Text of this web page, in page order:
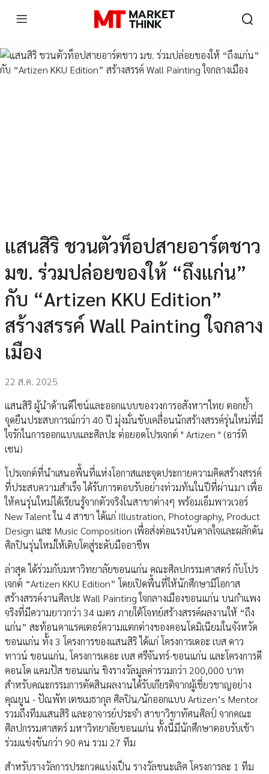
แสนสิริ ชวนตัวท็อปสายอาร์ตชาว
มข. ร่วมปล่อยของให้ “ถึงแก่น”
กับ “Artizen KKU Edition”
สร้างสรรค์ Wall Painting ใจกลาง
เมือง
22 ส.ค. 2025
แสนสิริ ผู้นำด้านดีไซน์และออกแบบของวงการอสังหาฯไทย ตอกย้ำ
จุดยืนประสบการณ์กว่า 40 ปี มุ่งมั่นขับเคลื่อนนักสร้างสรรค์รุ่นใหม่ที่มี
ใจรักในการออกแบบและศิลปะ ต่อยอดโปรเจกต์ " Artizen " (อาร์ทิ
เซน)
โปรเจกต์ที่นำเสนอพื้นที่แห่งโอกาสและจุดประกายความคิดสร้างสรรค์
ที่ประสบความสำเร็จ ได้รับการตอบรับอย่างท่วมท้นในปีที่ผ่านมา เพื่อ
ให้คนรุ่นใหม่ได้เรียนรู้จากตัวจริงในสาขาต่างๆ พร้อมเอ็มพาวเวอร์
New Talent ใน 4 สาขา ได้แก่ Illustration, Photography, Product
Design และ Music Composition เพื่อส่งต่อแรงบันดาลใจและผลักดัน
ศิลปินรุ่นใหม่ให้เติบโตสู่ระดับมืออาชีพ
ล่าสุด ได้ร่วมกับมหาวิทยาลัยขอนแก่น คณะศิลปกรรมศาสตร์ กับโปร
เจกต์ “Artizen KKU Edition” โดยเปิดพื้นที่ให้นักศึกษามีโอกาส
สร้างสรรค์งานศิลปะ Wall Painting ใจกลางเมืองขอนแก่น บนกำแพง
จริงที่มีความยาวกว่า 34 เมตร ภายใต้โจทย์สร้างสรรค์ผลงานให้ “ถึง
แก่น” สะท้อนคาแรคเตอร์ความแตกต่างของคอนโดมิเนียมในจังหวัด
ขอนแก่น ทั้ง 3 โครงการของแสนสิริ ได้แก่ โครงการเดอะ เบส ดาว
ทาวน์ ขอนแก่น, โครงการเดอะ เบส ศรีจันทร์-ขอนแก่น และโครงการดี
คอนโด แคมปัส ขอนแก่น ชิงรางวัลมูลค่ารวมกว่า 200,000 บาท
สำหรับคณะกรรมการตัดสินผลงานได้รับเกียรติจากผู้เชี่ยวชาญอย่าง
คุณยูน - ปัณพัท เตชเมธากุล ศิลปิน/นักออกแบบ Artizen’s Mentor
รวมถึงทีมแสนสิริ และอาจารย์ประจำ สาขาวิชาทัศนศิลป์ จากคณะ
ศิลปกรรมศาสตร์ มหาวิทยาลัยขอนแก่น ทั้งนี้มีนักศึกษาตอบรับเข้า
ร่วมแข่งขันกว่า 90 คน รวม 27 ทีม
สำหรับรางวัลการประกวดแบ่งเป็น รางวัลชนะเลิศ โครงการละ 1 ทีม